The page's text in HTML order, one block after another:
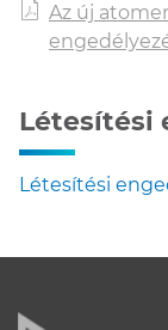
Az új
Létesítési
Létesítési